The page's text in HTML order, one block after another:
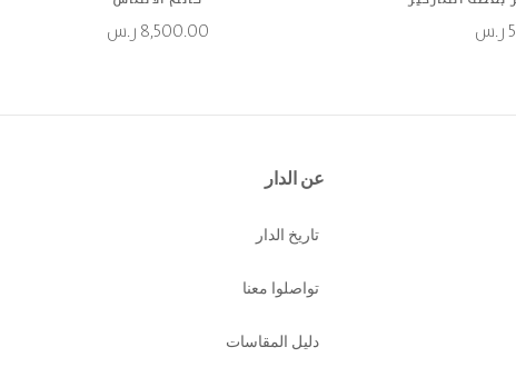
ر.س 8,500.00 ر.س
عن الدار
تاريخ الدار
تواصلوا معنا
دليل المقاسات